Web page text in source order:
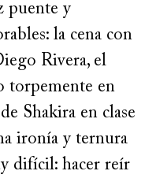
puente y
la cena con
Rivera, el
torpemente en
Shakira en clase
ironía y ternura
difícil: hacer reír